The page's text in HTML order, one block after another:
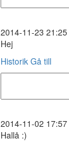
2014-11-23 21:25
Hej
Historik Gå till
2014-11-02 17:57
Hallå :)